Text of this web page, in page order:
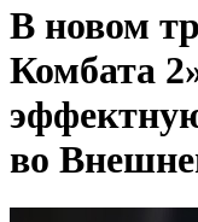
В новом
Комбата
во